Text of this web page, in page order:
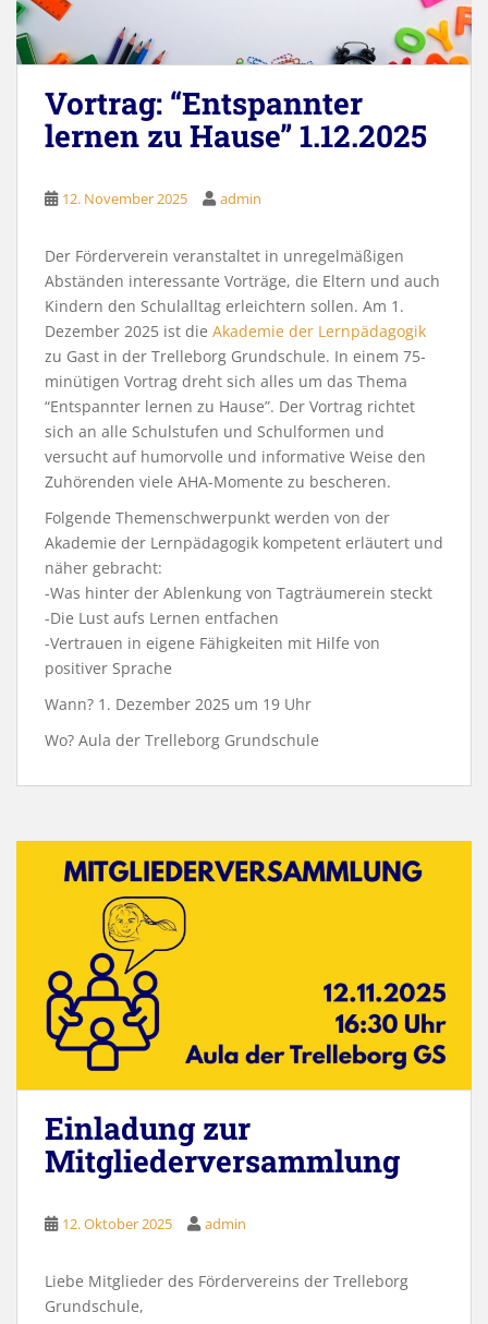
Vortrag: “Entspannter
lernen zu Hause” 1.12.2025
12. November 2025 admin
Der Förderverein veranstaltet in unregelmäßigen
Abständen interessante Vorträge, die Eltern und auch
Kindern den Schulalltag erleichtern sollen. Am 1.
Dezember 2025 ist die Akademie der Lernpädagogik
zu Gast in der Trelleborg Grundschule. In einem 75-
minütigen Vortrag dreht sich alles um das Thema
“Entspannter lernen zu Hause”. Der Vortrag richtet
sich an alle Schulstufen und Schulformen und
versucht auf humorvolle und informative Weise den
Zuhörenden viele AHA-Momente zu bescheren.
Folgende Themenschwerpunkt werden von der
Akademie der Lernpädagogik kompetent erläutert und
näher gebracht:
-Was hinter der Ablenkung von Tagträumerein steckt
-Die Lust aufs Lernen entfachen
-Vertrauen in eigene Fähigkeiten mit Hilfe von
positiver Sprache
Wann? 1. Dezember 2025 um 19 Uhr
Wo? Aula der Trelleborg Grundschule
Einladung zur
Mitgliederversammlung
12. Oktober 2025 admin
Liebe Mitglieder des Fördervereins der Trelleborg
Grundschule,